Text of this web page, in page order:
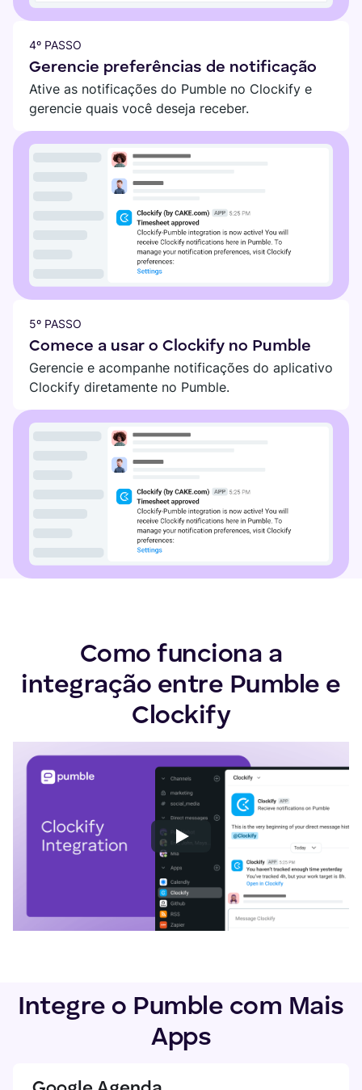
4º PASSO
Gerencie preferências de notificação
Ative as notificações do Pumble no Clockify e
gerencie quais você deseja receber.
5º PASSO
Comece a usar o Clockify no Pumble
Gerencie e acompanhe notificações do aplicativo
Clockify diretamente no Pumble.
Como funciona a
integração entre Pumble e
Clockify
Integre o Pumble com Mais
Apps